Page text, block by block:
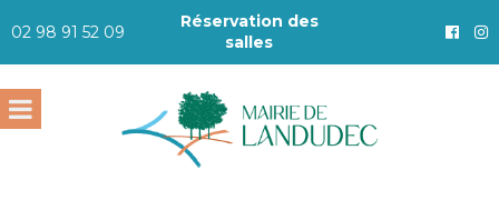
02 98 91 52 09
Réservation des
salles